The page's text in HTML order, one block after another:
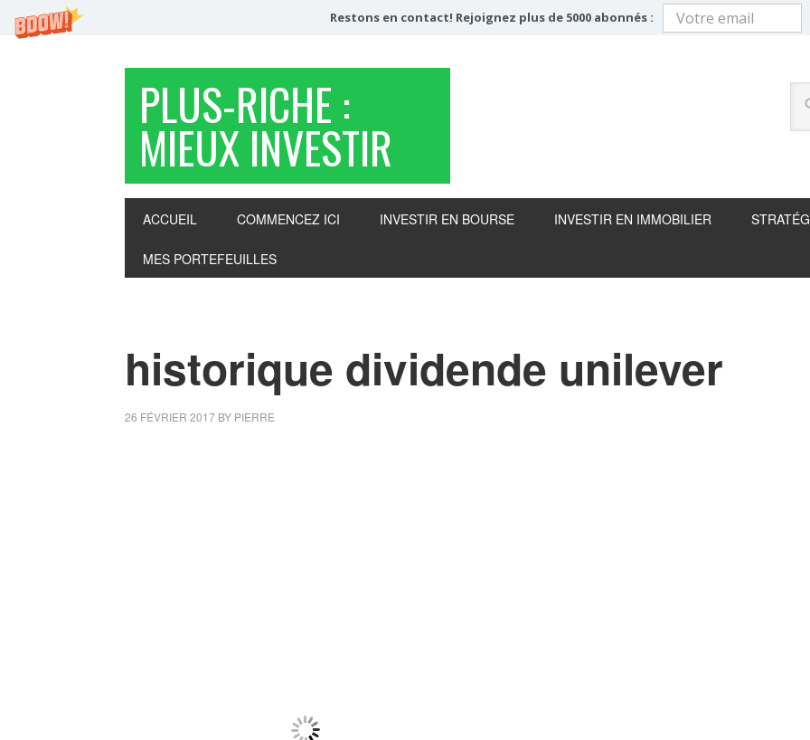
Restons en contact! Rejoignez plus de 5000 abonnés :
PLUS-RICHE :
MIEUX INVESTIR
ACCUEIL COMMENCEZ ICI INVESTIR EN BOURSE INVESTIR EN IMMOBILIER
MES PORTEFEUILLES
historique dividende unilever
26 FÉVRIER 2017 BY PIERRE